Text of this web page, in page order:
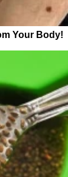
Your Body!